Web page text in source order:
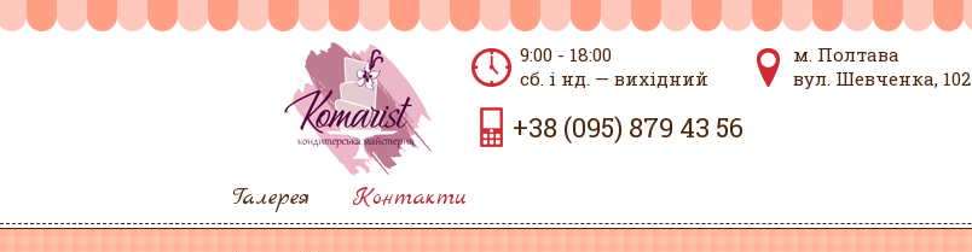
9:00 - 18:00
сб. і нд. — вихідний
м. Полтава
вул. Шевченка, 102
+38 (095) 879 43 56
Галерея Контакти